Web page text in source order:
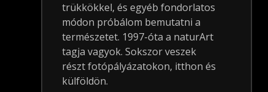
trükkökkel, és egyéb fondorlatos
módon próbálom bemutatni a
természetet. 1997-óta a naturArt
tagja vagyok. Sokszor veszek
részt fotópályázatokon, itthon és
külföldön.